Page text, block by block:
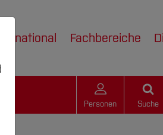
Fachbereiche
Personen Suche